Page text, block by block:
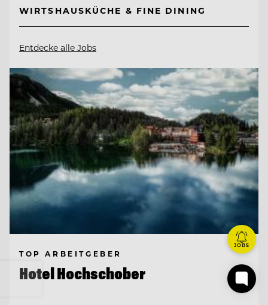
WIRTSHAUSKÜCHE & FINE DINING
Entdecke alle Jobs
TOP ARBEITGEBER
Hotel Hochschober
JOBS